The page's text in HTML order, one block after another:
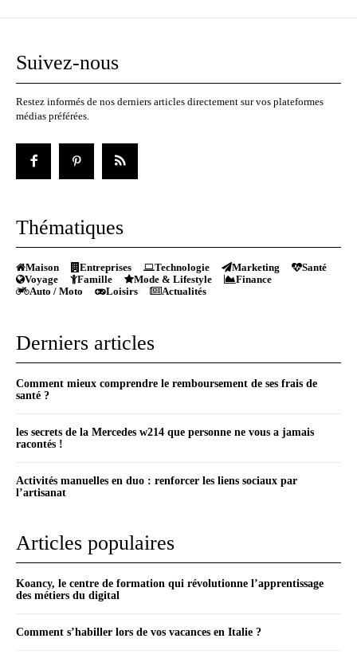
Suivez-nous
Restez informés de nos derniers articles directement sur vos plateformes
médias préférées.
Thématiques
Maison Entreprises Technologie Marketing
Santé
Voyage
Famille Mode & Lifestyle
Finance
Auto / Moto
Loisirs Actualités
Derniers articles
Comment mieux comprendre le remboursement de ses frais de
santé ?
les secrets de la Mercedes w214 que personne ne vous a jamais
racontés !
Activités manuelles en duo : renforcer les liens sociaux par
l’artisanat
Articles populaires
Koancy, le centre de formation qui révolutionne l’apprentissage
des métiers du digital
Comment s’habiller lors de vos vacances en Italie ?